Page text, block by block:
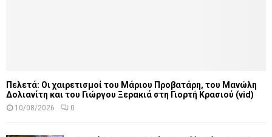
Πελετά: Οι χαιρετισμοί του Μάριου Προβατάρη, του Μανώλη
Δολιανίτη και του Γιώργου Ξερακιά στη Γιορτή Κρασιού (vid)
10/08/2026 0